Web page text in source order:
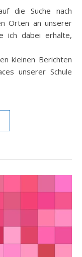
die Suche nach
Orten an unserer
ich dabei erhalte,
kleinen Berichten
unserer Schule